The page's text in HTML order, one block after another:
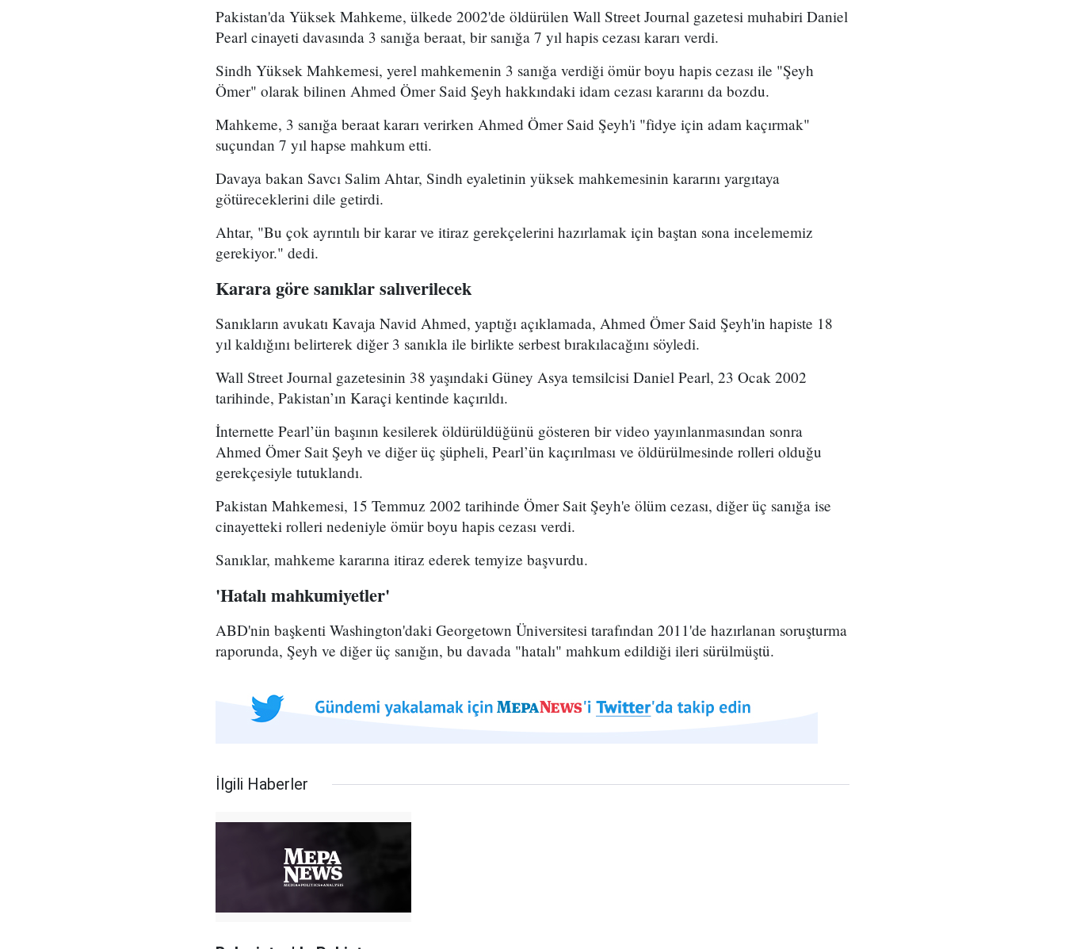
Pakistan'da Yüksek Mahkeme, ülkede 2002'de öldürülen Wall Street Journal gazetesi muhabiri Daniel
Pearl cinayeti davasında 3 sanığa beraat, bir sanığa 7 yıl hapis cezası kararı verdi.
Sindh Yüksek Mahkemesi, yerel mahkemenin 3 sanığa verdiği ömür boyu hapis cezası ile "Şeyh
Ömer" olarak bilinen Ahmed Ömer Said Şeyh hakkındaki idam cezası kararını da bozdu.
Mahkeme, 3 sanığa beraat kararı verirken Ahmed Ömer Said Şeyh'i "fidye için adam kaçırmak"
suçundan 7 yıl hapse mahkum etti.
Davaya bakan Savcı Salim Ahtar, Sindh eyaletinin yüksek mahkemesinin kararını yargıtaya
götüreceklerini dile getirdi.
Ahtar, "Bu çok ayrıntılı bir karar ve itiraz gerekçelerini hazırlamak için baştan sona incelememiz
gerekiyor." dedi.
Karara göre sanıklar salıverilecek
Sanıkların avukatı Kavaja Navid Ahmed, yaptığı açıklamada, Ahmed Ömer Said Şeyh'in hapiste 18
yıl kaldığını belirterek diğer 3 sanıkla ile birlikte serbest bırakılacağını söyledi.
Wall Street Journal gazetesinin 38 yaşındaki Güney Asya temsilcisi Daniel Pearl, 23 Ocak 2002
tarihinde, Pakistan’ın Karaçi kentinde kaçırıldı.
İnternette Pearl’ün başının kesilerek öldürüldüğünü gösteren bir video yayınlanmasından sonra
Ahmed Ömer Sait Şeyh ve diğer üç şüpheli, Pearl’ün kaçırılması ve öldürülmesinde rolleri olduğu
gerekçesiyle tutuklandı.
Pakistan Mahkemesi, 15 Temmuz 2002 tarihinde Ömer Sait Şeyh'e ölüm cezası, diğer üç sanığa ise
cinayetteki rolleri nedeniyle ömür boyu hapis cezası verdi.
Sanıklar, mahkeme kararına itiraz ederek temyize başvurdu.
'Hatalı mahkumiyetler'
ABD'nin başkenti Washington'daki Georgetown Üniversitesi tarafından 2011'de hazırlanan soruşturma
raporunda, Şeyh ve diğer üç sanığın, bu davada "hatalı" mahkum edildiği ileri sürülmüştü.
İlgili Haberler